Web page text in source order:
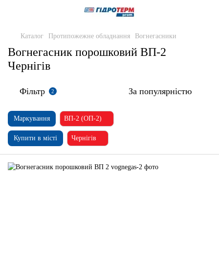
Каталог Протипожежне обладнання Вогнегасники
Вогнегасник порошковий ВП-2
Чернігів
Фільтр 2 За популярністю
Маркування ВП-2 (ОП-2)
Купити в місті Чернігів